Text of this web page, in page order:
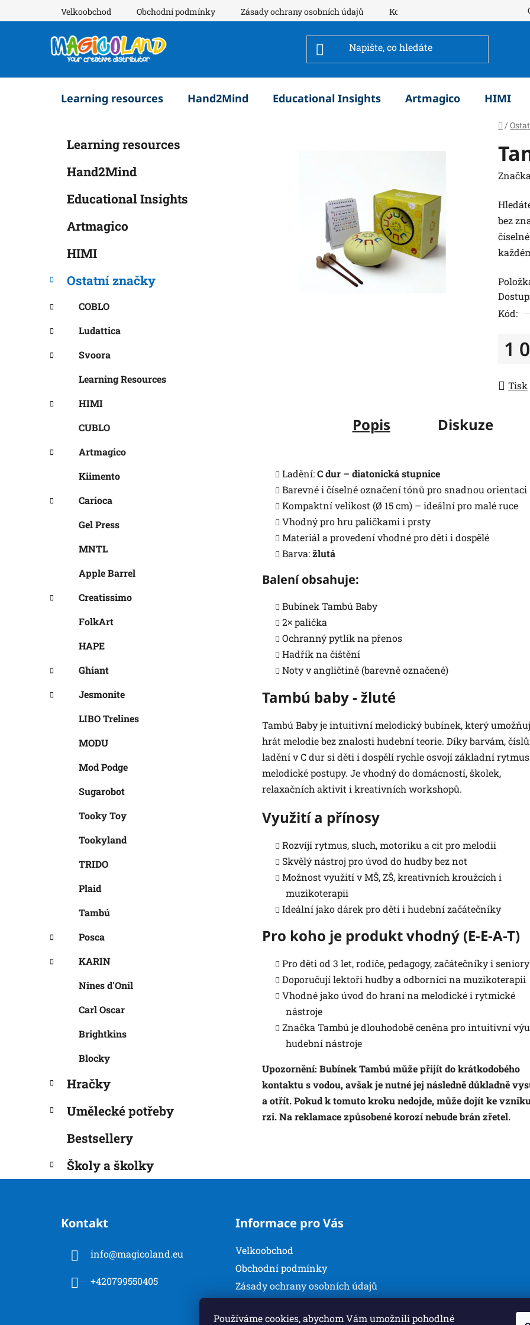
Používáme cookies, abychom Vám umožnili pohodlné
na
Velkoobchod Obchodní podmínky Zásady ochrany osobních údajů Kontakty
Learning resources Hand2Mind Educational Insights Artmagico HIMI
Domů
/
p
n
l
kategorie
Learning resources
Hand2Mind
Educational Insights
Artmagico
HIMI
Ostatní značky
COBLO
Ludattica
Svoora
Learning Resources
HIMI
CUBLO
Artmagico
Kiimento
Carioca
Gel Press
MNTL
Apple Barrel
Creatissimo
FolkArt
HAPE
Ghiant
Jesmonite
LIBO Trelines
MODU
Mod Podge
Sugarobot
Tooky Toy
Tookyland
TRIDO
Plaid
Tambú
Posca
KARIN
Nines d'Onil
Carl Oscar
Brightkins
Blocky
Hračky
Umělecké potřeby
Bestsellery
Školy a školky
bez
Kód:
1
Tisk
Popis Diskuze
Ladění:C dur – diatonická stupnice
Barevné i číselné označení tónů pro snadnou orientaci
Kompaktní velikost (Ø 15 cm) – ideální pro malé ruce
Vhodný pro hru paličkami i prsty
Materiál a provedení vhodné pro děti i dospělé
Barva:žlutá
Balení obsahuje:
Bubínek Tambú Baby
2× palička
Ochranný pytlík na přenos
Hadřík na čištění
Noty v angličtině (barevně označené)
Tambú baby - žluté
Tambú Baby je intuitivní melodický bubínek, který
hrát melodie bez znalosti hudební teorie. Díky barvám,
ladění v C dur si děti i dospělí rychle osvojí základní
melodické postupy. Je vhodný do domácností, školek,
relaxačních aktivit i kreativních workshopů.
Využití a přínosy
Rozvíjí rytmus, sluch, motoriku a cit pro melodii
Skvělý nástroj pro úvod do hudby bez not
Možnost využití v MŠ, ZŠ, kreativních kroužcích i
muzikoterapii
Ideální jako dárek pro děti i hudební začátečníky
Pro koho je produkt vhodný (E-E-A-T)
Pro děti od 3 let, rodiče, pedagogy, začátečníky i seniory
Doporučují lektoři hudby a odborníci na muzikoterapii
Vhodné jako úvod do hraní na melodické i rytmické
nástroje
Značka Tambú je dlouhodobě ceněna pro intuitivní
hudební nástroje
Upozornění: BubínekTambúmůže přijít do krátkodobého
kontaktu s vodou, avšak je nutné jej následnědůkladně
a otřít.Pokud k tomuto kroku nedojde, může dojít ke
rzi.Na reklamace způsobené korozí nebude brán zřetel.
Kontakt
info@magicoland.eu
+420799550405
Informace pro Vás
Velkoobchod
Obchodní podmínky
Zásady ochrany osobních údajů